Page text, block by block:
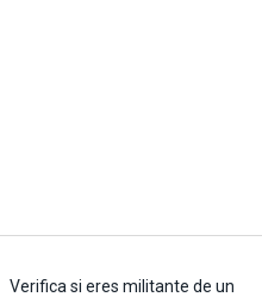
Verifica si eres militante de un